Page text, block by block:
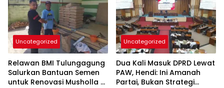
Uncategorized
Relawan BMI Tulungagung
Salurkan Bantuan Semen
untuk Renovasi Musholla Al
Uncategorized
Dua Kali Masuk DPRD Lewat
PAW, Hendi: Ini Amanah
Partai, Bukan Strategi